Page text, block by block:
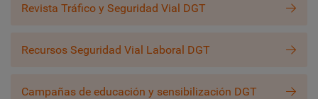
Revista Tráfico y Seguridad Vial DGT
Recursos Seguridad Vial Laboral DGT
Campañas de educación y sensibilización DGT